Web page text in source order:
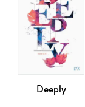
Deeply